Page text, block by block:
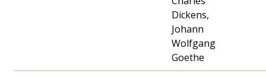
Dickens,
Johann
Wolfgang
Goethe